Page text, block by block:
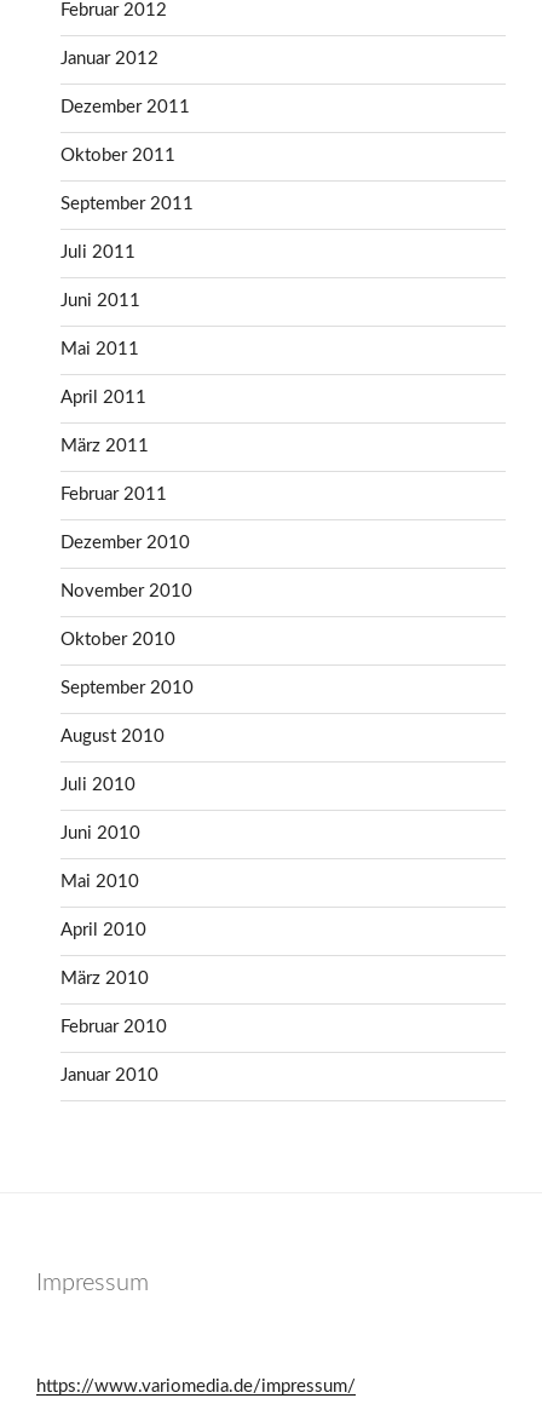
Februar 2012
Januar 2012
Dezember 2011
Oktober 2011
September 2011
Juli 2011
Juni 2011
Mai 2011
April 2011
März 2011
Februar 2011
Dezember 2010
November 2010
Oktober 2010
September 2010
August 2010
Juli 2010
Juni 2010
Mai 2010
April 2010
März 2010
Februar 2010
Januar 2010
Impressum
https://www.variomedia.de/impressum/